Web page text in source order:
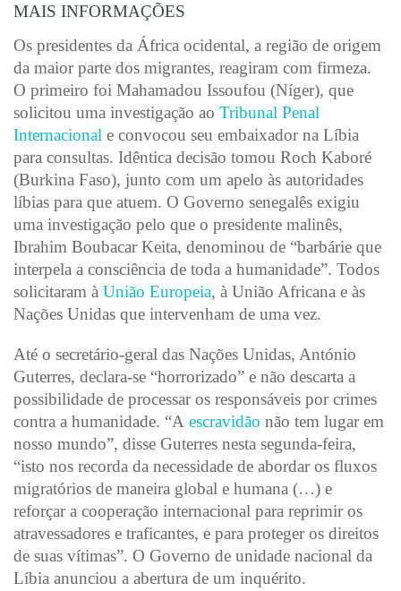
MAIS INFORMAÇÕES
Os presidentes da África ocidental, a região de origem
da maior parte dos migrantes, reagiram com firmeza.
O primeiro foi Mahamadou Issoufou (Níger), que
solicitou uma investigação ao Tribunal Penal
Internacional e convocou seu embaixador na Líbia
para consultas. Idêntica decisão tomou Roch Kaboré
(Burkina Faso), junto com um apelo às autoridades
líbias para que atuem. O Governo senegalês exigiu
uma investigação pelo que o presidente malinês,
Ibrahim Boubacar Keita, denominou de “barbárie que
interpela a consciência de toda a humanidade”. Todos
solicitaram à União Europeia, à União Africana e às
Nações Unidas que intervenham de uma vez.
Até o secretário-geral das Nações Unidas, António
Guterres, declara-se “horrorizado” e não descarta a
possibilidade de processar os responsáveis por crimes
contra a humanidade. “A escravidão não tem lugar em
nosso mundo”, disse Guterres nesta segunda-feira,
“isto nos recorda da necessidade de abordar os fluxos
migratórios de maneira global e humana (…) e
reforçar a cooperação internacional para reprimir os
atravessadores e traficantes, e para proteger os direitos
de suas vítimas”. O Governo de unidade nacional da
Líbia anunciou a abertura de um inquérito.